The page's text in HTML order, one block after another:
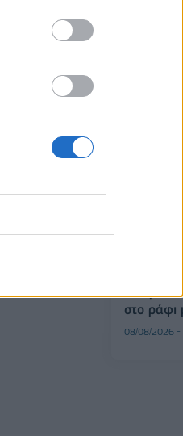
Όμιλος
GW σε
08/08/2026
5G
08/08/2026
άνοδος
αρχές
08/08/2026
στο ράφι
08/08/2026 -